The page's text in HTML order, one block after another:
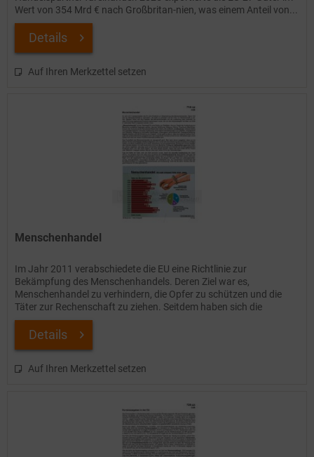
Wert von 354 Mrd € nach Großbritan-nien, was einem Anteil von...
Details
Auf Ihren Merkzettel setzen
Menschenhandel
Im Jahr 2011 verabschiedete die EU eine Richtlinie zur
Bekämpfung des Menschenhandels. Deren Ziel war es,
Menschenhandel zu verhindern, die Opfer zu schützen und die
Täter zur Rechenschaft zu ziehen. Seitdem haben sich die
Praktiken des...
Details
Auf Ihren Merkzettel setzen